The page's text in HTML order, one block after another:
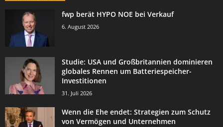
fwp berät HYPO NOE bei Verkauf
6. August 2026
Studie: USA und Großbritannien dominieren
globales Rennen um Batteriespeicher-
Investitionen
31. Juli 2026
Wenn die Ehe endet: Strategien zum Schutz
von Vermögen und Unternehmen